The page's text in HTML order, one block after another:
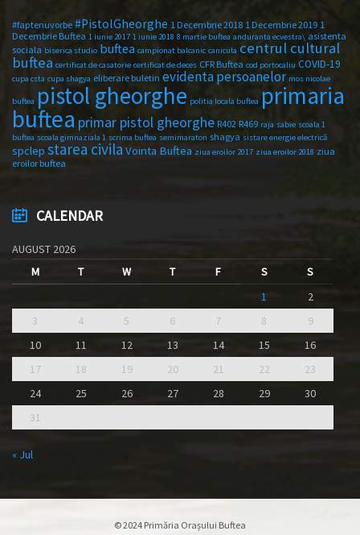
#faptenuvorbe #PistolGheorghe 1 Decembrie 2018 1 Decembrie 2019 1
Decembrie Buftea 1 iunie 2017 1 iunie 2018 8 martie buftea anduranta ecvestra\ asistenta
sociala biserica studio buftea campionat balcanic canicula centrul cultural
buftea certificat de casatorie certificat de deces CFR Buftea cod portocaliu COVID-19
cupa csta cupa shagya eliberare buletin evidenta persoanelor mos nicolae
buftea pistol gheorghe politia locala buftea primaria
buftea primar pistol gheorghe R402 R469 raja sabie scoala 1
buftea scoala gimnaziala 1 scrima buftea semimaraton shagya sistare energie electrică
spclep starea civila Vointa Buftea ziua eroilor 2017 ziua eroilor 2018 ziua
eroilor buftea
CALENDAR
AUGUST 2026
M
T W T F S
S
1
2
3
4 5 6 7 8
9
10
11 12 13 14 15
16
17
18 19 20 21 22
23
24
25 26 27 28 29
30
31
« Jul
© 2024 Primăria Orașului Buftea